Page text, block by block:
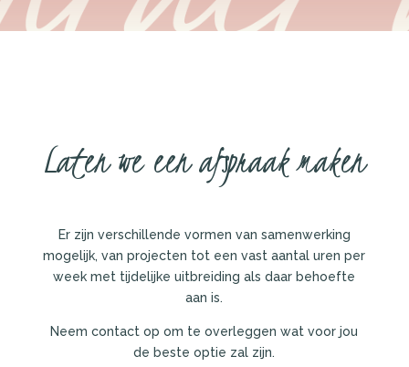
Laten we een afspraak maken
Er zijn verschillende vormen van samenwerking
mogelijk, van projecten tot een vast aantal uren per
week met tijdelijke uitbreiding als daar behoefte
aan is.
Neem contact op om te overleggen wat voor jou
de beste optie zal zijn.